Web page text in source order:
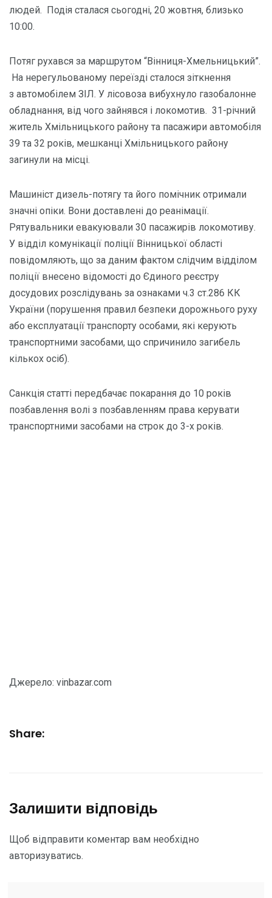
людей. Подія сталася сьогодні, 20 жовтня, близько
10:00.
Потяг рухався за маршрутом “Вінниця-Хмельницький”.
На нерегульованому переїзді сталося зіткнення
з автомобілем ЗІЛ. У лісовоза вибухнуло газобалонне
обладнання, від чого зайнявся і локомотив. 31-річний
житель Хмільницького району та пасажири автомобіля
39 та 32 років, мешканці Хмільницького району
загинули на місці.
Машиніст дизель-потягу та його помічник отримали
значні опіки. Вони доставлені до реанімації.
Рятувальники евакуювали 30 пасажирів локомотиву.
У відділ комунікації поліції Вінницької області
повідомляють, що за даним фактом слідчим відділом
поліції внесено відомості до Єдиного реєстру
досудових розслідувань за ознаками ч.3 ст.286 КК
України (порушення правил безпеки дорожнього руху
або експлуатації транспорту особами, які керують
транспортними засобами, що спричинило загибель
кількох осіб).
Санкція статті передбачає покарання до 10 років
позбавлення волі з позбавленням права керувати
транспортними засобами на строк до 3-х років.
Джерело: vinbazar.com
Share:
Залишити відповідь
Щоб відправити коментар вам необхідно
авторизуватись.